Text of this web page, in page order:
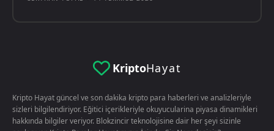
KriptoHayat
Kripto Hayat güncel ve son dakika kripto para haberleri ve analizleriyle
sizleri bilgilendiriyor. Eğitici içerikleriyle okuyucularina piyasa dinamikleri
hakkında bilgiler veriyor. Blokzincir teknolojisine dair her şeyi sizinle